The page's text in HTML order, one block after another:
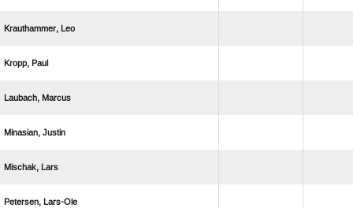
 
 
 
 
 
 